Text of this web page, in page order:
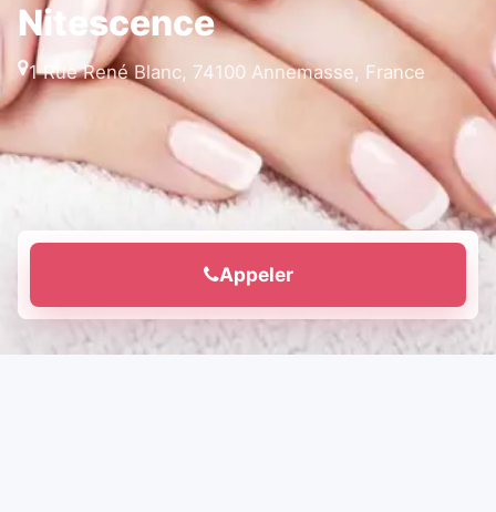
Nitescence
1 Rue René Blanc, 74100 Annemasse, France
Appeler